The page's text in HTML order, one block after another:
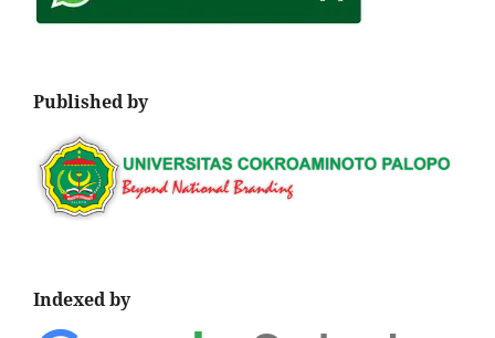
Published by
Indexed by